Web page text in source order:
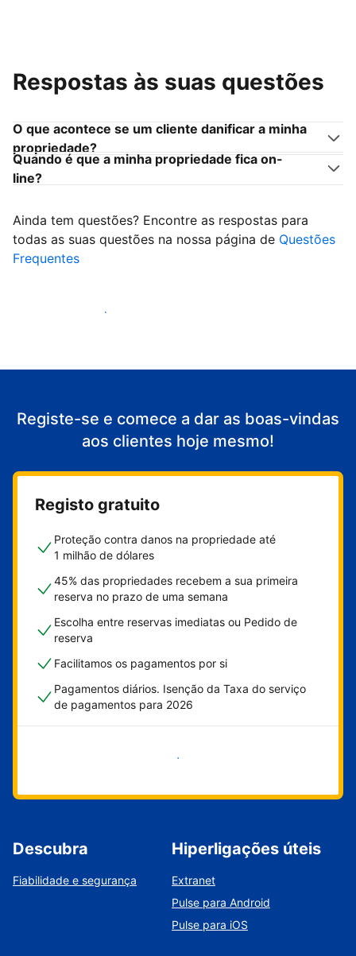
Respostas às suas questões
O que acontece se um cliente danificar a minha
propriedade?
Quando é que a minha propriedade fica on-
line?
Ainda tem questões? Encontre as respostas para
todas as suas questões na nossa página de Questões
Frequentes
Comece a receber clientes
Registe-se e comece a dar as boas-vindas
aos clientes hoje mesmo!
Registo gratuito
Proteção contra danos na propriedade até
1 milhão de dólares
45% das propriedades recebem a sua primeira
reserva no prazo de uma semana
Escolha entre reservas imediatas ou Pedido de
reserva
Facilitamos os pagamentos por si
Pagamentos diários. Isenção da Taxa do serviço
de pagamentos para 2026
Comece já
Descubra
Fiabilidade e segurança
Hiperligações úteis
Extranet
Pulse para Android
Pulse para iOS